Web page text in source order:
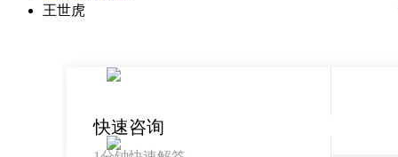
王世虎
快速咨询